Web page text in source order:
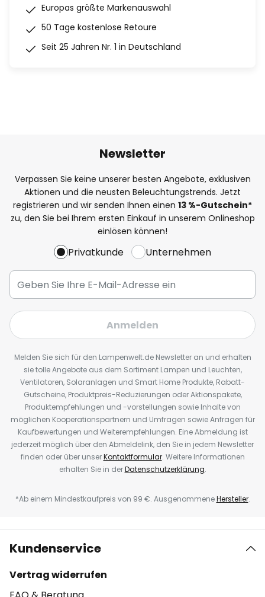
Europas größte Markenauswahl
50 Tage kostenlose Retoure
Seit 25 Jahren Nr. 1 in Deutschland
Newsletter
Verpassen Sie keine unserer besten Angebote, exklusiven
Aktionen und die neusten Beleuchtungstrends. Jetzt
registrieren und wir senden Ihnen einen 13 %-Gutschein*
zu, den Sie bei Ihrem ersten Einkauf in unserem Onlineshop
einlösen können!
Privatkunde Unternehmen
Anmelden
Melden Sie sich für den Lampenwelt.de Newsletter an und erhalten
sie tolle Angebote aus dem Sortiment Lampen und Leuchten,
Ventilatoren, Solaranlagen und Smart Home Produkte, Rabatt-
Gutscheine, Produktpreis-Reduzierungen oder Aktionspakete,
Produktempfehlungen und -vorstellungen sowie Inhalte von
möglichen Kooperationspartnern und Umfragen sowie Anfragen für
Kaufbewertungen und Weiterempfehlungen. Eine Abmeldung ist
jederzeit möglich über den Abmeldelink, den Sie in jedem Newsletter
finden oder über unserKontaktformular. Weitere Informationen
erhalten Sie in derDatenschutzerklärung.
*Ab einem Mindestkaufpreis von 99 €. AusgenommeneHersteller.
Kundenservice
Vertrag widerrufen